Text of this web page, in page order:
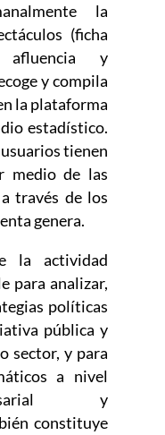
la
(ficha
y
y compila
la plataforma
estadístico.
tienen
medio de las
través de los
genera.
la actividad
para analizar,
políticas
pública y
sector, y para
a nivel
y
constituye